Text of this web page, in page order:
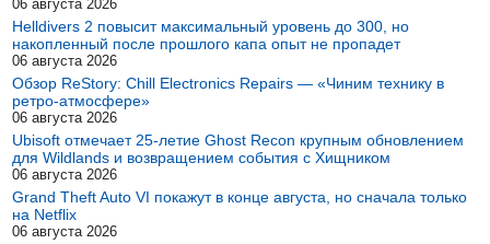
06 августа 2026
Helldivers 2 повысит максимальный уровень до 300, но
накопленный после прошлого капа опыт не пропадет
06 августа 2026
Обзор ReStory: Chill Electronics Repairs — «Чиним технику в
ретро-атмосфере»
06 августа 2026
Ubisoft отмечает 25-летие Ghost Recon крупным обновлением
для Wildlands и возвращением события с Хищником
06 августа 2026
Grand Theft Auto VI покажут в конце августа, но сначала только
на Netflix
06 августа 2026